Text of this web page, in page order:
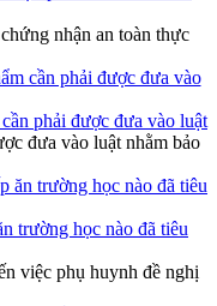
nhận an toàn thực
phải được đưa vào luật
đưa vào luật nhằm bảo
trường học nào đã tiêu
việc phụ huynh đề nghị